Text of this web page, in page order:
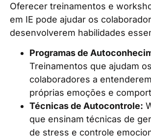
Oferecer treinamentos e
em IE pode ajudar os
desenvolverem habilidades
Programas de
Treinamentos que ajudam os
colaboradores a
próprias emoções e
Técnicas de Autocontrole:
que ensinam técnicas de
de stress e controle